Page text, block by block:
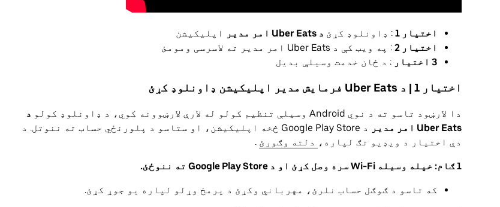
اختیار 1 : ډاونلوډ کړئ د Uber Eats امر مدیر
اپلیکیشن
اختیار 2
: په ویب کې د Uber Eats امر مدیر ته لاسرسی ومومئ
3 اختیار
: د ځان خدمت وسیلې بدیل
اختیار 1 | د Uber Eats فرمایش مدیر اپلیکیشن ډاونلوډ کړئ
دا لارښود تاسو ته د نوي Android وسیلې تنظیم کولو له لارې لارښوونه کوي، د ډاونلوډ کولو
د
Uber Eats امر مدیر
د Google Play Store څخه اپلیکیشن، او ستاسو د پلورنځي حساب ته ننوتل. د
دې اختیار د ویډیو تګ لپاره، دلته وګورئ .
1 ګام: خپله وسیله Wi-Fi سره وصل کړئ او د Google Play Store ته ننوځئ.
که تاسو د ګوګل حساب نلرئ، مهرباني وکړئ د پرمخ وړلو لپاره یو جوړ کړئ.